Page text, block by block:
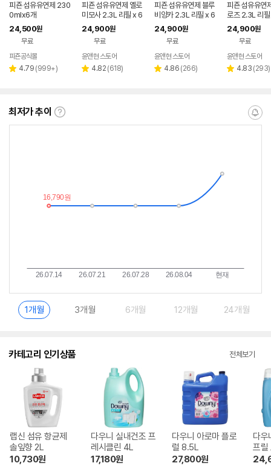
피죤 섬유유연제 230
0mlx6개
24,500원
무료
페이
피죤공식몰
별 4.79 리
(999+)
피죤 섬유유연제 옐로
미모사 2.3L 리필 x 6
개
24,900원
무료
윤앤현 스토어
별 4.82 리
(618)
피죤 섬유유연제 블루
비앙카 2.3L 리필 x 6
개
24,900원
무료
윤앤현 스토어
별 4.86 리
(266)
피죤 섬유유연
로즈 2.3L 리
24,900원
무료
윤앤현 스토어
별 4.83 리
(293)
최저가 추이
최
알
1개월 3개월 6개월 12개월 24개월
카테고리 인기상품 전체보기
랩신 섬유 항균제
솔잎향 2L
10,730원
다우니 실내건조 프
레시클린 4L
17,180원
다우니 아로마 플로
럴 8.5L
27,800원
다우
프릴